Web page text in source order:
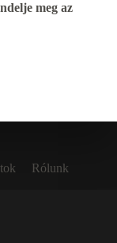
meg az
Rólunk